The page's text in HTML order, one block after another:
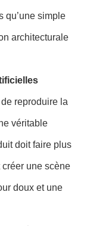
qu’une simple
architecturale
reproduire la
véritable
doit faire plus
une scène
doux et une